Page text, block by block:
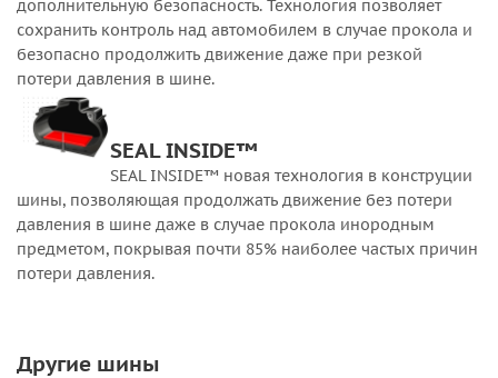
дополнительную безопасность. Технология позволяет
сохранить контроль над автомобилем в случае прокола и
безопасно продолжить движение даже при резкой
потери давления в шине.
SEAL INSIDE™
SEAL INSIDE™ новая технология в конструции
шины, позволяющая продолжать движение без потери
давления в шине даже в случае прокола инородным
предметом, покрывая почти 85% наиболее частых причин
потери давления.
Другие шины